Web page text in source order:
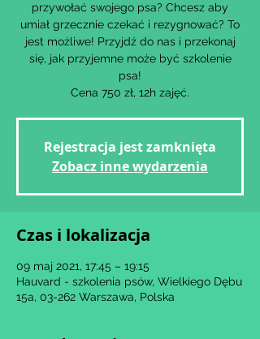
przywołać swojego psa? Chcesz aby
umiał grzecznie czekać i rezygnować? To
jest możliwe! Przyjdź do nas i przekonaj
się, jak przyjemne może być szkolenie
psa!
Cena 750 zł, 12h zajęć.
Rejestracja jest zamknięta
Zobacz inne wydarzenia
Czas i lokalizacja
09 maj 2021, 17:45 – 19:15
Hauvard - szkolenia psów, Wielkiego Dębu
15a, 03-262 Warszawa, Polska